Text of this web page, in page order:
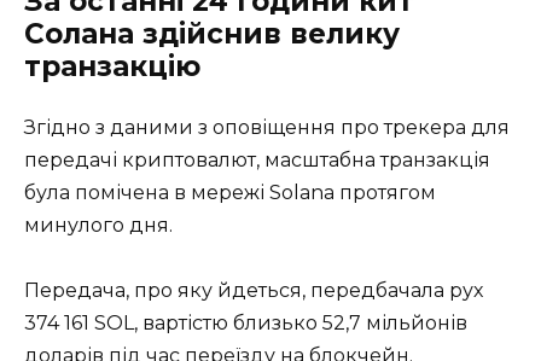
Солана здійснив велику
транзакцію
Згідно з даними з оповіщення про трекера для
передачі криптовалют, масштабна транзакція
була помічена в мережі Solana протягом
минулого дня.
Передача, про яку йдеться, передбачала рух
374 161 SOL, вартістю близько 52,7 мільйонів
доларів під час переїзду на блокчейн.